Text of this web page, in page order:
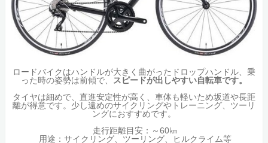
ロードバイクはハンドルが大きく曲がったドロップハンドル、乗
った時の姿勢は前傾で、
スピードが出しやすい自転車です。
タイヤは細めで、直進安定性が高く、車体も軽いため坂道や長距
離が得意です。少し遠めのサイクリングやトレーニング、ツーリ
ングにおすすめです。
走行距離目安：～60㎞
用途：サイクリング、ツーリング、ヒルクライム等